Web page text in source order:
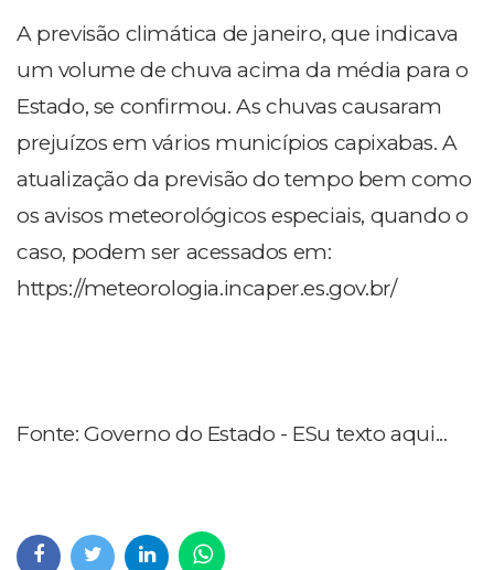
A previsão climática de janeiro, que indicava
um volume de chuva acima da média para o
Estado, se confirmou. As chuvas causaram
prejuízos em vários municípios capixabas. A
atualização da previsão do tempo bem como
os avisos meteorológicos especiais, quando o
caso, podem ser acessados em:
https://meteorologia.incaper.es.gov.br/
Fonte: Governo do Estado - ESu texto aqui...